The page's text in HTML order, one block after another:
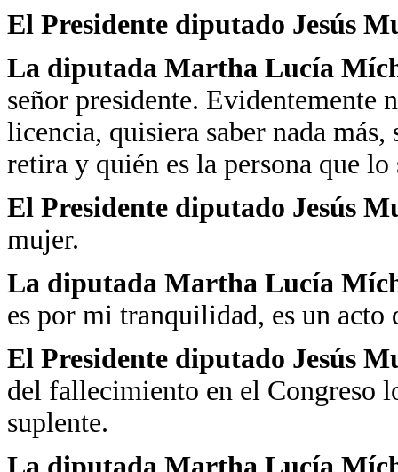
El Presidente diputado Jesús
La diputada Martha Lucía
señor presidente. Evidentemente
licencia, quisiera saber nada más,
retira y quién es la persona que
El Presidente diputado Jesús
mujer.
La diputada Martha Lucía
es por mi tranquilidad, es un acto
El Presidente diputado Jesús
del fallecimiento en el Congreso
suplente.